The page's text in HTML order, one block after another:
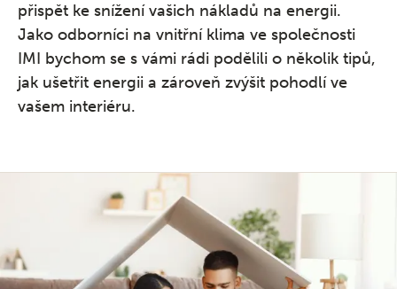
přispět ke snížení vašich nákladů na energii.
Jako odborníci na vnitřní klima ve společnosti
IMI bychom se s vámi rádi podělili o několik tipů,
jak ušetřit energii a zároveň zvýšit pohodlí ve
vašem interiéru.